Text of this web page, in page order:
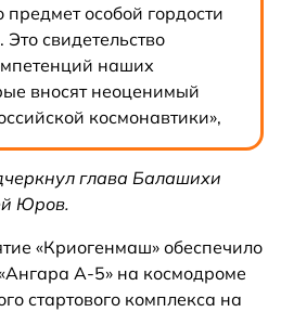
предмет особой гордости
свидетельство
наших
вносят неоценимый
космонавтики»,
глава Балашихи
Юров.
«Криогенмаш» обеспечило
А-5» на космодроме
стартового комплекса на